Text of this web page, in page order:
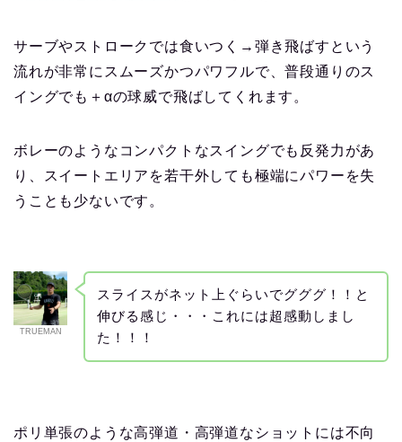
サーブやストロークでは食いつく→弾き飛ばすという
流れが非常にスムーズかつパワフルで、普段通りのス
イングでも＋αの球威で飛ばしてくれます。
ボレーのようなコンパクトなスイングでも反発力があ
り、スイートエリアを若干外しても極端にパワーを失
うことも少ないです。
TRUEMAN
スライスがネット上ぐらいでグググ！！と
伸びる感じ・・・これには超感動しまし
た！！！
ポリ単張のような高弾道・高弾道なショットには不向